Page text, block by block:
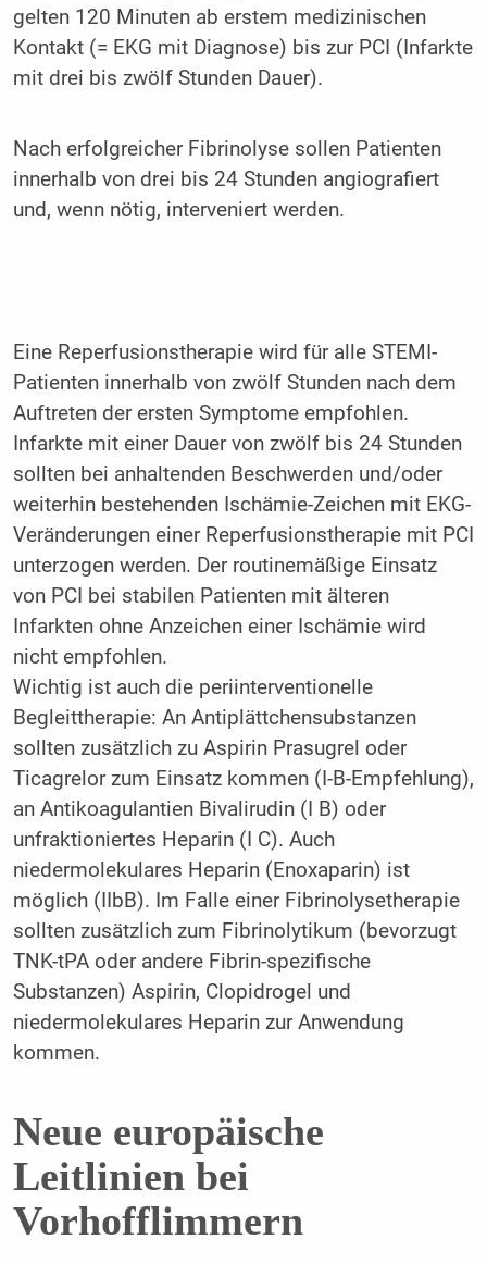
gelten 120 Minuten ab erstem medizinischen
Kontakt (= EKG mit Diagnose) bis zur PCI (Infarkte
mit drei bis zwölf Stunden Dauer).
Nach erfolgreicher Fibrinolyse sollen Patienten
innerhalb von drei bis 24 Stunden angiografiert
und, wenn nötig, interveniert werden.
Eine Reperfusionstherapie wird für alle STEMI-
Patienten innerhalb von zwölf Stunden nach dem
Auftreten der ersten Symptome empfohlen.
Infarkte mit einer Dauer von zwölf bis 24 Stunden
sollten bei anhaltenden Beschwerden und/oder
weiterhin bestehenden Ischämie-Zeichen mit EKG-
Veränderungen einer Reperfusionstherapie mit PCI
unterzogen werden. Der routinemäßige Einsatz
von PCI bei stabilen Patienten mit älteren
Infarkten ohne Anzeichen einer Ischämie wird
nicht empfohlen.
Wichtig ist auch die periinterventionelle
Begleittherapie: An Antiplättchensubstanzen
sollten zusätzlich zu Aspirin Prasugrel oder
Ticagrelor zum Einsatz kommen (I-B-Empfehlung),
an Antikoagulantien Bivalirudin (I B) oder
unfraktioniertes Heparin (I C). Auch
niedermolekulares Heparin (Enoxaparin) ist
möglich (IIbB). Im Falle einer Fibrinolysetherapie
sollten zusätzlich zum Fibrinolytikum (bevorzugt
TNK-tPA oder andere Fibrin-spezifische
Substanzen) Aspirin, Clopidrogel und
niedermolekulares Heparin zur Anwendung
kommen.
Neue europäische
Leitlinien bei
Vorhofflimmern